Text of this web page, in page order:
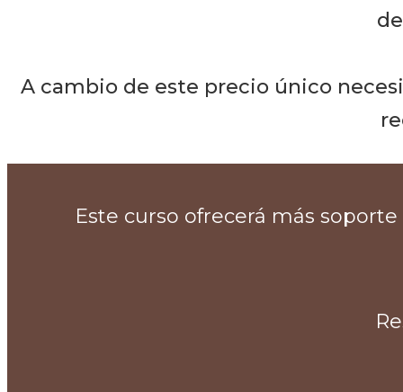
A cambio de este precio único
Este curso ofrecerá más